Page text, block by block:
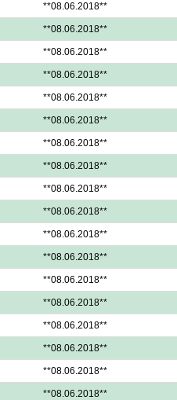
**08.06.2018**
**08.06.2018**
**08.06.2018**
**08.06.2018**
**08.06.2018**
**08.06.2018**
**08.06.2018**
**08.06.2018**
**08.06.2018**
**08.06.2018**
**08.06.2018**
**08.06.2018**
**08.06.2018**
**08.06.2018**
**08.06.2018**
**08.06.2018**
**08.06.2018**
**08.06.2018**